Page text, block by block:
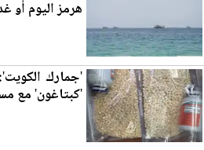
هرمز اليوم أو
'كبتاغون' مع